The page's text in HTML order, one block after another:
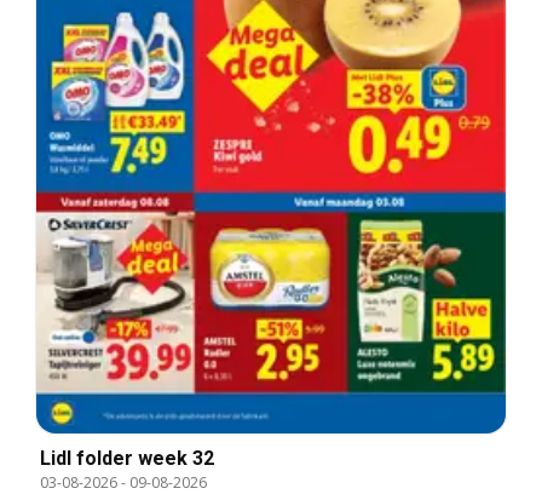
Lidl folder week 32
03-08-2026- 09-08-2026